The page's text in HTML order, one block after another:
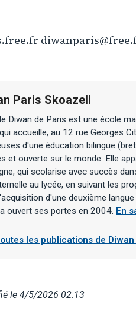
Paris Skoazell
Diwan de Paris est une école
accueille, au 12 rue Georges
d'une éducation bilingue
et ouverte sur le monde. Elle
qui scolarise avec succès
au lycée, en suivant les
d'une deuxième
ouvert ses portes en 2004. En
les publications de
le 4/5/2026 02:13